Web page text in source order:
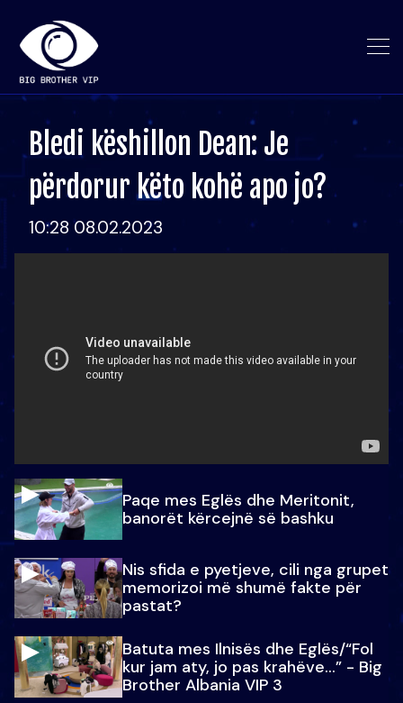
Bledi këshillon Dean: Je
përdorur këto kohë apo jo?
10:28 08.02.2023
Paqe mes Eglës dhe Meritonit,
banorët kërcejnë së bashku
Nis sfida e pyetjeve, cili nga grupet
memorizoi më shumë fakte për
pastat?
Batuta mes Ilnisës dhe Eglës/“Fol
kur jam aty, jo pas krahëve…” - Big
Brother Albania VIP 3